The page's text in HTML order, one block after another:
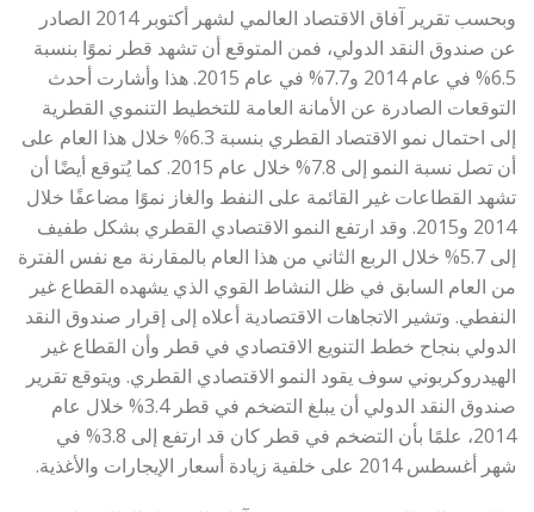
وبحسب تقرير آفاق الاقتصاد العالمي لشهر أكتوبر 2014 الصادر
عن صندوق النقد الدولي، فمن المتوقع أن تشهد قطر نموًا بنسبة
6.5% في عام 2014 و7.7% في عام 2015. هذا وأشارت أحدث
التوقعات الصادرة عن الأمانة العامة للتخطيط التنموي القطرية
إلى احتمال نمو الاقتصاد القطري بنسبة 6.3% خلال هذا العام على
أن تصل نسبة النمو إلى 7.8% خلال عام 2015. كما يُتوقع أيضًا أن
تشهد القطاعات غير القائمة على النفط والغاز نموًا مضاعفًا خلال
2014 و2015. وقد ارتفع النمو الاقتصادي القطري بشكل طفيف
إلى 5.7% خلال الربع الثاني من هذا العام بالمقارنة مع نفس الفترة
من العام السابق في ظل النشاط القوي الذي يشهده القطاع غير
النفطي. وتشير الاتجاهات الاقتصادية أعلاه إلى إقرار صندوق النقد
الدولي بنجاح خطط التنويع الاقتصادي في قطر وأن القطاع غير
الهيدروكربوني سوف يقود النمو الاقتصادي القطري. ويتوقع تقرير
صندوق النقد الدولي أن يبلغ التضخم في قطر 3.4% خلال عام
2014، علمًا بأن التضخم في قطر كان قد ارتفع إلى 3.8% في
شهر أغسطس 2014 على خلفية زيادة أسعار الإيجارات والأغذية.